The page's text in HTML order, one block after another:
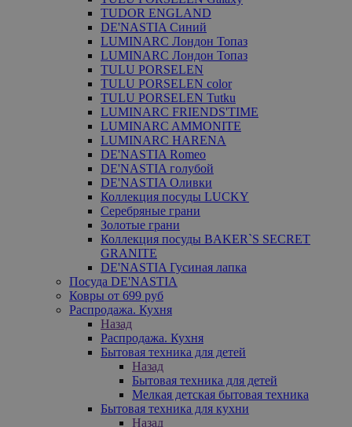
TUDOR ENGLAND
DE'NASTIA Синий
LUMINARC Лондон Топаз
LUMINARC Лондон Топаз
TULU PORSELEN
TULU PORSELEN color
TULU PORSELEN Tutku
LUMINARC FRIENDS'TIME
LUMINARC AMMONITE
LUMINARC HARENA
DE'NASTIA Romeo
DE'NASTIA голубой
DE'NASTIA Оливки
Коллекция посуды LUCKY
Серебряные грани
Золотые грани
Коллекция посуды BAKER`S SECRET
GRANITE
DE'NASTIA Гусиная лапка
Посуда DE'NASTIA
Ковры от 699 руб
Распродажа. Кухня
Назад
Распродажа. Кухня
Бытовая техника для детей
Назад
Бытовая техника для детей
Мелкая детская бытовая техника
Бытовая техника для кухни
Назад